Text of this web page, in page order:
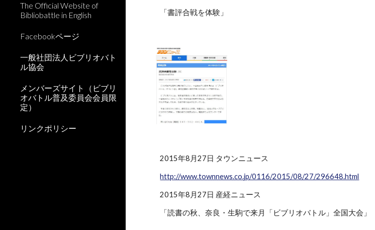
The Official Website of
Bibliobattle in English
Facebookページ
一般社団法人ビブリオバト
ル協会
メンバーズサイト（ビブリ
オバトル普及委員会会員限
定）
リンクポリシー
「書評合戦を体験」
2015年8月27日 タウンニュース
http://www.townnews.co.jp/0116/2015/08/27/296648.html
2015年8月27日 産経ニュース
「読書の秋、奈良・生駒で来月「ビブリオバトル」全国大会」